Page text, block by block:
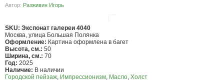
Контакты
Личный кабинет
Автор: Разживин Игорь
SKU: Экспонат галереи 4040
Москва, улица Большая Полянка
Оформление: Картина оформлена в багет
Высота, см.: 50
Ширина, см.: 70
Год: 2025
Наличие: В наличии
Городской пейзаж Импрессионизм Масло Холст